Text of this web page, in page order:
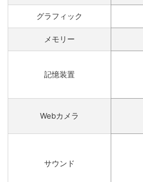
グラフィック
メモリー
記憶装置
Webカメラ
サウンド